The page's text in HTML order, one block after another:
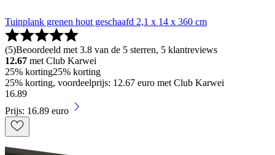
Tuinplank grenen hout geschaafd 2,1 x 14 x 360 cm
(5)Beoordeeld met 3.8 van de 5 sterren, 5 klantreviews
12.67 met Club Karwei
25% korting25% korting
25% korting, voordeelprijs: 12.67 euro met Club Karwei
16.89
Prijs: 16.89 euro